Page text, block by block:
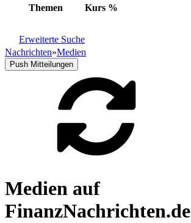
Themen Kurs %
Erweiterte Suche
Nachrichten»Medien
Push Mitteilungen
Medien auf
FinanzNachrichten.de